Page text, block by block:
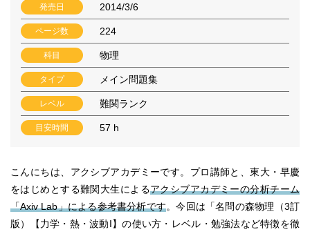
発売日 2014/3/6
ページ数 224
科目 物理
タイプ メイン問題集
レベル 難関ランク
目安時間 57 h
こんにちは、アクシブアカデミーです。プロ講師と、東大・早慶
をはじめとする難関大生によるアクシブアカデミーの分析チーム
「Axiv Lab」による参考書分析です。今回は「名問の森物理（3訂
版）【力学・熱・波動I】の使い方・レベル・勉強法など特徴を徹